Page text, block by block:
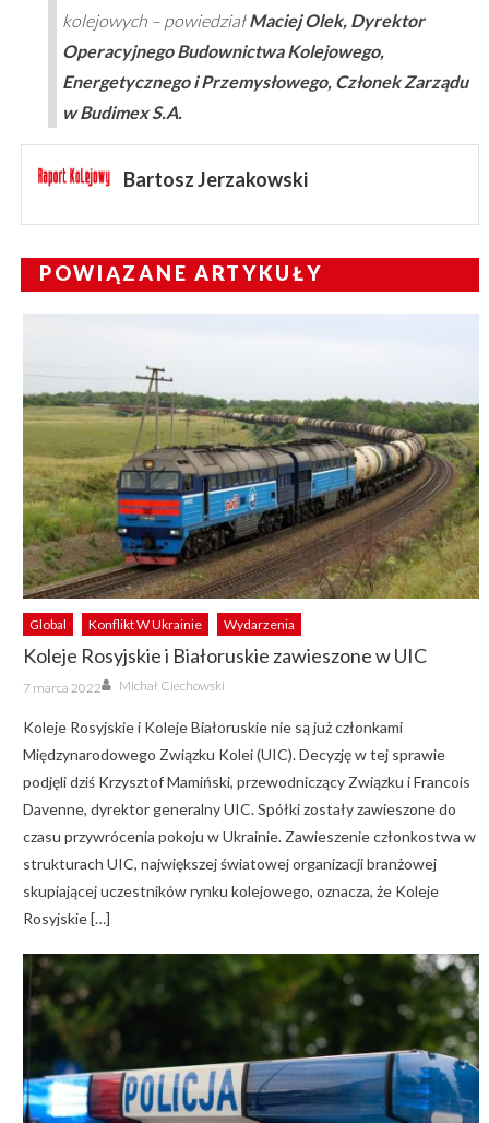
kolejowych – powiedziałMaciej Olek, Dyrektor
Operacyjnego Budownictwa Kolejowego,
Energetycznego i Przemysłowego, Członek Zarządu
w BudimexS.A.
Bartosz Jerzakowski
POWIĄZANE ARTYKUŁY
Global Konflikt W Ukrainie Wydarzenia
Koleje Rosyjskie i Białoruskie zawieszone w UIC
Posted
on
7 marca 2022 Author
Michał Ciechowski
Koleje Rosyjskie i Koleje Białoruskie nie są już członkami
Międzynarodowego Związku Kolei (UIC). Decyzję w tej sprawie
podjęli dziś Krzysztof Mamiński, przewodniczący Związku i Francois
Davenne, dyrektor generalny UIC. Spółki zostały zawieszone do
czasu przywrócenia pokoju w Ukrainie. Zawieszenie członkostwa w
strukturach UIC, największej światowej organizacji branżowej
skupiającej uczestników rynku kolejowego, oznacza, że Koleje
Rosyjskie […]